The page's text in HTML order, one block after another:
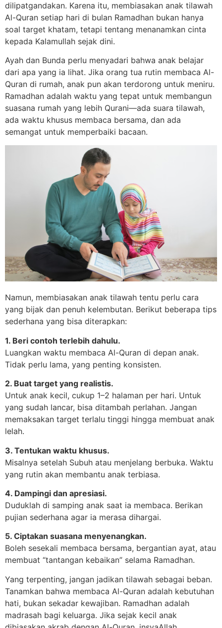
dilipatgandakan. Karena itu, membiasakan anak tilawah
Al-Quran setiap hari di bulan Ramadhan bukan hanya
soal target khatam, tetapi tentang menanamkan cinta
kepada Kalamullah sejak dini.
Ayah dan Bunda perlu menyadari bahwa anak belajar
dari apa yang ia lihat. Jika orang tua rutin membaca Al-
Quran di rumah, anak pun akan terdorong untuk meniru.
Ramadhan adalah waktu yang tepat untuk membangun
suasana rumah yang lebih Qurani—ada suara tilawah,
ada waktu khusus membaca bersama, dan ada
semangat untuk memperbaiki bacaan.
Namun, membiasakan anak tilawah tentu perlu cara
yang bijak dan penuh kelembutan. Berikut beberapa tips
sederhana yang bisa diterapkan:
1. Beri contoh terlebih dahulu.
Luangkan waktu membaca Al-Quran di depan anak.
Tidak perlu lama, yang penting konsisten.
2. Buat target yang realistis.
Untuk anak kecil, cukup 1–2 halaman per hari. Untuk
yang sudah lancar, bisa ditambah perlahan. Jangan
memaksakan target terlalu tinggi hingga membuat anak
lelah.
3. Tentukan waktu khusus.
Misalnya setelah Subuh atau menjelang berbuka. Waktu
yang rutin akan membantu anak terbiasa.
4. Dampingi dan apresiasi.
Duduklah di samping anak saat ia membaca. Berikan
pujian sederhana agar ia merasa dihargai.
5. Ciptakan suasana menyenangkan.
Boleh sesekali membaca bersama, bergantian ayat, atau
membuat “tantangan kebaikan” selama Ramadhan.
Yang terpenting, jangan jadikan tilawah sebagai beban.
Tanamkan bahwa membaca Al-Quran adalah kebutuhan
hati, bukan sekadar kewajiban. Ramadhan adalah
madrasah bagi keluarga. Jika sejak kecil anak